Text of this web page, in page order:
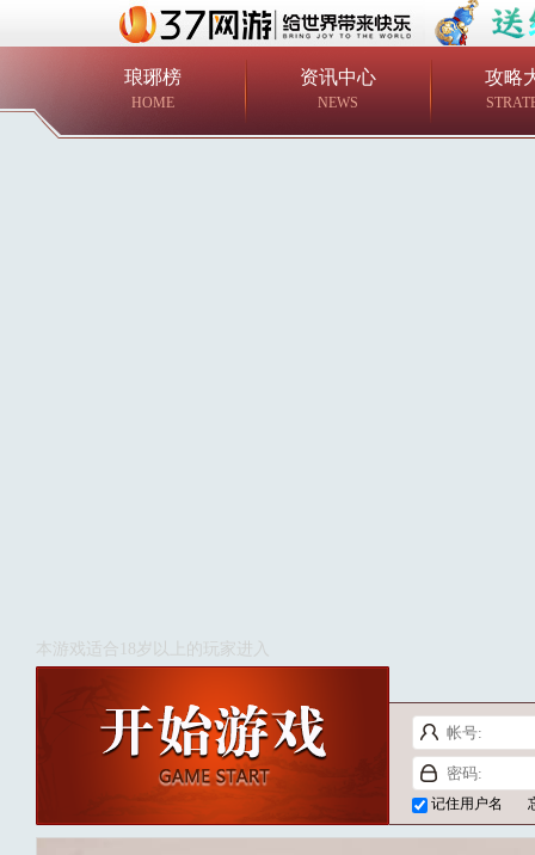
琅琊榜
HOME
资讯中心
NEWS
攻略
本游戏适合18岁以上的玩家进入
记住用户名